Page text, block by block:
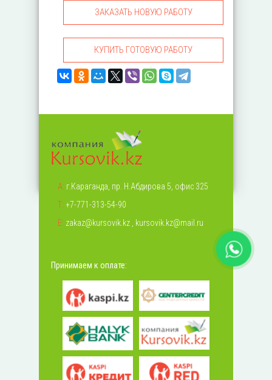
ЗАКАЗАТЬ НОВУЮ РАБОТУ
КУПИТЬ ГОТОВУЮ РАБОТУ
А: г.Караганда, пр. Н.Абдирова 5, офис 325
Т: +7-771-313-54-90
Е: zakaz@kursovik.kz kursovik.kz@mail.ru
Принимаем к оплате: